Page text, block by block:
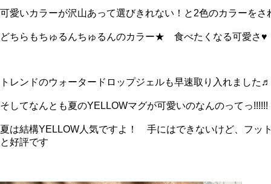
可愛いカラーが沢山あって選びきれない！と2色のカラーをさ
どちらもちゅるんちゅるんのカラー★ 食べたくなる可愛さ♥
トレンドのウォータードロップジェルも早速取り入れました♬
そしてなんとも夏のYELLOWマグが可愛いのなんのってっ!!!!!!
夏は結構YELLOW人気ですよ！ 手にはできないけど、フッ
と好評です